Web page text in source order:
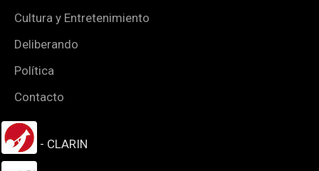
Cultura y Entretenimiento
Deliberando
Política
Contacto
- CLARIN